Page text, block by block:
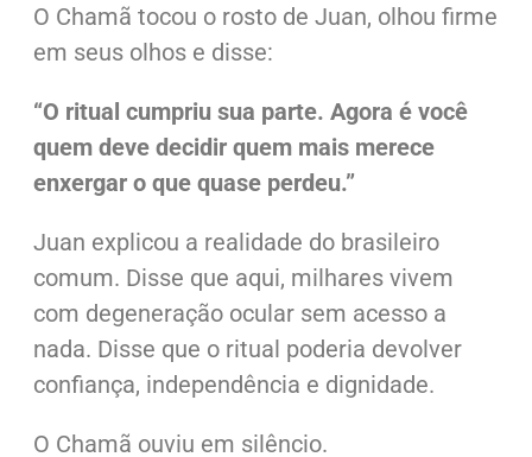
O Chamã tocou o rosto de Juan, olhou firme
em seus olhos e disse:
“O ritual cumpriu sua parte. Agora é você
quem deve decidir quem mais merece
enxergar o que quase perdeu.”
Juan explicou a realidade do brasileiro
comum. Disse que aqui, milhares vivem
com degeneração ocular sem acesso a
nada. Disse que o ritual poderia devolver
confiança, independência e dignidade.
O Chamã ouviu em silêncio.